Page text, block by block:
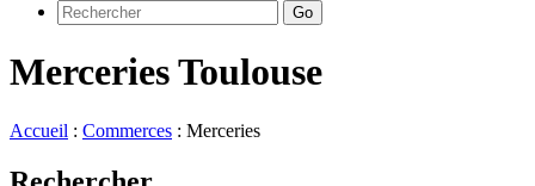
Go
Merceries Toulouse
Accueil : Commerces : Merceries